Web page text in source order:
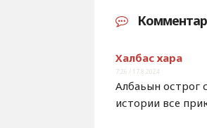
Халбас хара
7:26 / 17.8.2024
Албаьын острог
истории все